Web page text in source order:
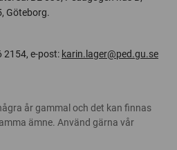
Göteborg.
2154, e-post: karin.lager@ped.gu.se
år gammal och det kan finnas
ämne. Använd gärna vår